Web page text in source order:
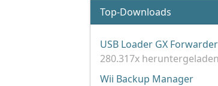
Top-Downloads
USB Loader GX
280.317x heruntergeladen
Wii Backup Manager